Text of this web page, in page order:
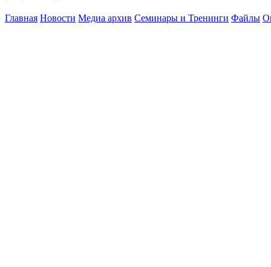
Главная Новости Медиа архив Семинары и Тренинги Файлы